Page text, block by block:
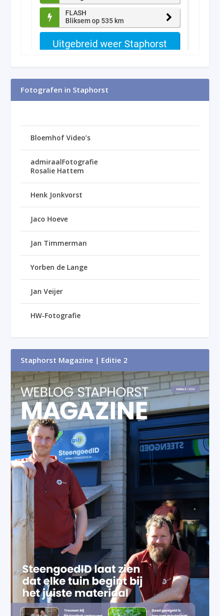
Fotografen in Staphorst
Bloemhof Video’s
admiraalFotografie
Rosalie Hattem
Henk Jonkvorst
Jaco Hoeve
Jan Timmerman
Yorben de Lange
Jan Veijer
HW-Fotografie
Staphorst Magazine | Editie 2